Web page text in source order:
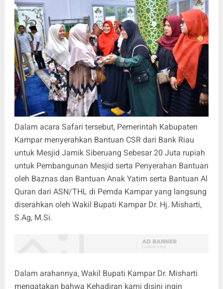
Dalam acara Safari tersebut, Pemerintah Kabupaten
Kampar menyerahkan Bantuan CSR dari Bank Riau
untuk Mesjid Jamik Siberuang Sebesar 20 Juta rupiah
untuk Pembangunan Mesjid serta Penyerahan Bantuan
oleh Baznas dan Bantuan Anak Yatim serta Bantuan Al
Quran dari ASN/THL di Pemda Kampar yang langsung
diserahkan oleh Wakil Bupati Kampar Dr. Hj. Misharti,
S.Ag, M.Si.
Dalam arahannya, Wakil Bupati Kampar Dr. Misharti
mengatakan bahwa Kehadiran kami disini ingin